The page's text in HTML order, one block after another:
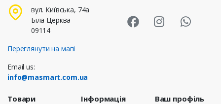
вул. Київська, 74а
Біла Церква
09114
Переглянути на мапі
Email us:
info@masmart.com.ua
Товари Інформація Ваш профіль